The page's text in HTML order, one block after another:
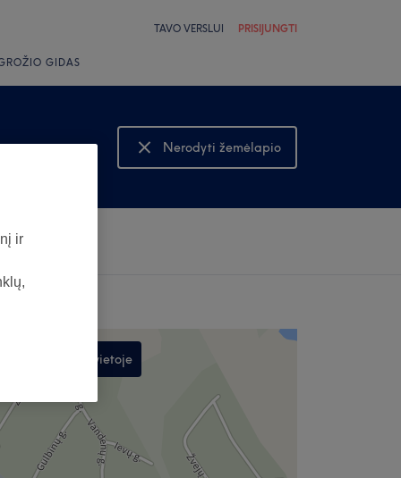
TAVO VERSLUI PRISIJUNGTI
GIDAS
Nerodyti žemėlapio
Rodyti žemėlapį
Ieškoti šioje vietoje
ir